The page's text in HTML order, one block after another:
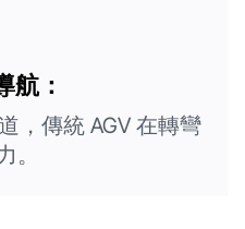
航：
，傳統 AGV 在轉彎
。